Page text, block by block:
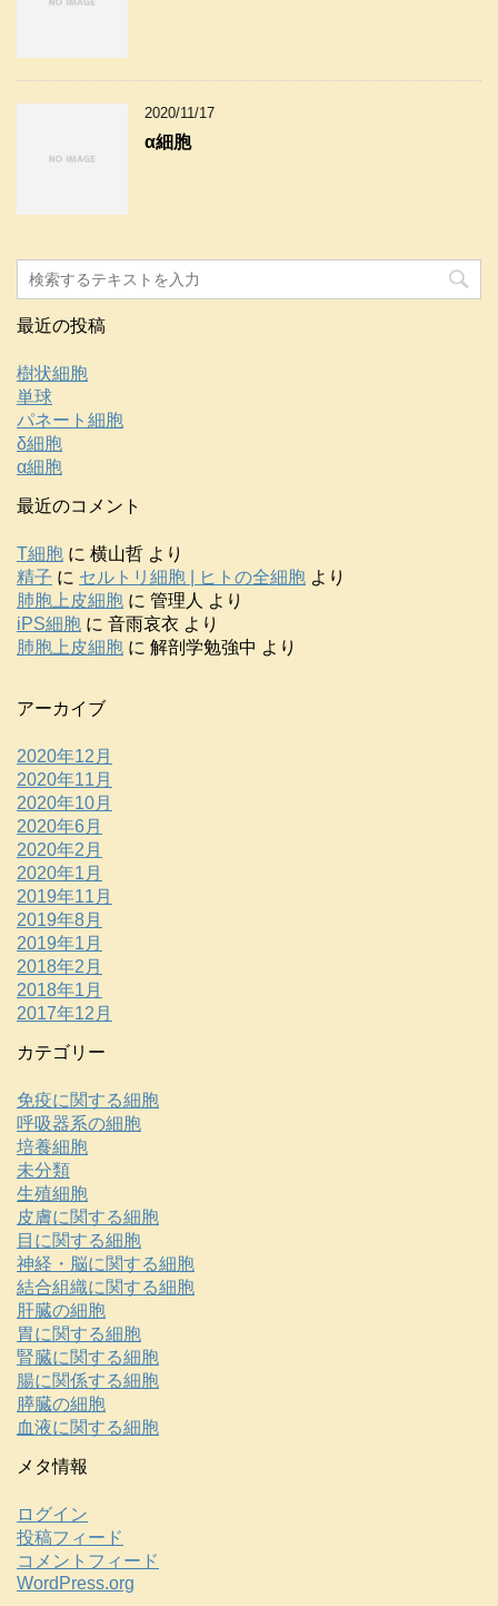
2020/11/17
α細胞
最近の投稿
樹状細胞
単球
パネート細胞
δ細胞
α細胞
最近のコメント
T細胞 に 横山哲 より
精子 に セルトリ細胞 | ヒトの全細胞 より
肺胞上皮細胞 に 管理人 より
iPS細胞 に 音雨哀衣 より
肺胞上皮細胞 に 解剖学勉強中 より
アーカイブ
2020年12月
2020年11月
2020年10月
2020年6月
2020年2月
2020年1月
2019年11月
2019年8月
2019年1月
2018年2月
2018年1月
2017年12月
カテゴリー
免疫に関する細胞
呼吸器系の細胞
培養細胞
未分類
生殖細胞
皮膚に関する細胞
目に関する細胞
神経・脳に関する細胞
結合組織に関する細胞
肝臓の細胞
胃に関する細胞
腎臓に関する細胞
腸に関係する細胞
膵臓の細胞
血液に関する細胞
メタ情報
ログイン
投稿フィード
コメントフィード
WordPress.org